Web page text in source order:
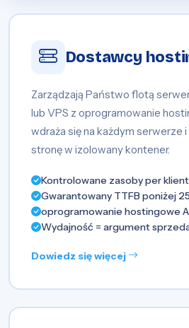
Dostawcy
Zarządzają Państwo flotą
lub VPS z oprogramowanie
wdraża się na każdym serwerze
stronę w izolowany kontener.
Kontrolowane zasoby per klient
Gwarantowany TTFB poniżej
oprogramowanie hostingowe
Wydajność = argument
Dowiedz się więcej